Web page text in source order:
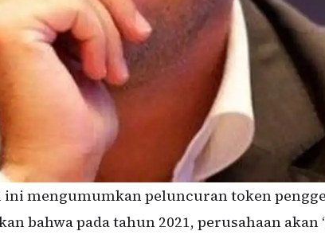
mengumumkan peluncuran token
bahwa pada tahun 2021, perusahaan akan